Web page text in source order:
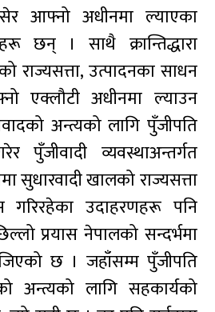
आफ्नो अधीनमा ल्याएका
छन् । साथै क्रान्तिद्धारा
राज्यसत्ता, उत्पादनका साधन
एक्लौटी अधीनमा ल्याउन
अन्त्यको लागि पुँजीपति
पुँजीवादी व्यवस्थाअन्तर्गत
सुधारवादी खालको राज्यसत्ता
गरिरहेका उदाहरणहरू पनि
प्रयास नेपालको सन्दर्भमा
छ । जहाँसम्म पुँजीपति
अन्त्यको लागि सहकार्यको